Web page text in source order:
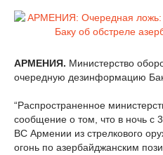
АРМЕНИЯ. Министерство
очередную дезинформацию
“Распространенное
сообщение о том, что в ночь с
ВС Армении из стрелкового
огонь по азербайджанским